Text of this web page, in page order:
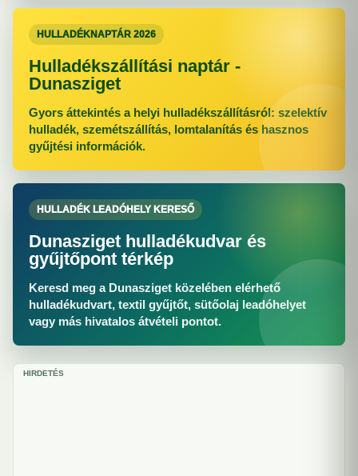
HULLADÉKNAPTÁR 2026
Hulladékszállítási naptár -
Dunasziget
Gyors áttekintés a helyi hulladékszállításról: szelektív
hulladék, szemétszállítás, lomtalanítás és hasznos
gyűjtési információk.
HULLADÉK LEADÓHELY KERESŐ
Dunasziget hulladékudvar és
gyűjtőpont térkép
Keresd meg a Dunasziget közelében elérhető
hulladékudvart, textil gyűjtőt, sütőolaj leadóhelyet
vagy más hivatalos átvételi pontot.
HIRDETÉS